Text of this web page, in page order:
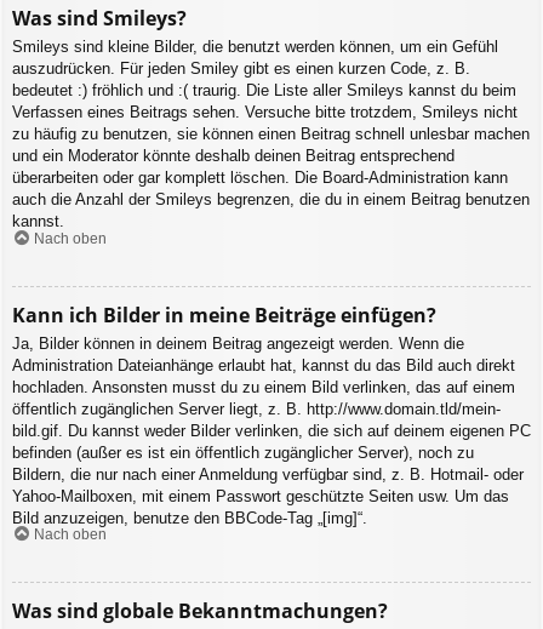
Was sind Smileys?
Smileys sind kleine Bilder, die benutzt werden können, um ein Gefühl
auszudrücken. Für jeden Smiley gibt es einen kurzen Code, z. B.
bedeutet :) fröhlich und :( traurig. Die Liste aller Smileys kannst du beim
Verfassen eines Beitrags sehen. Versuche bitte trotzdem, Smileys nicht
zu häufig zu benutzen, sie können einen Beitrag schnell unlesbar machen
und ein Moderator könnte deshalb deinen Beitrag entsprechend
überarbeiten oder gar komplett löschen. Die Board-Administration kann
auch die Anzahl der Smileys begrenzen, die du in einem Beitrag benutzen
kannst.
Nach oben
Kann ich Bilder in meine Beiträge einfügen?
Ja, Bilder können in deinem Beitrag angezeigt werden. Wenn die
Administration Dateianhänge erlaubt hat, kannst du das Bild auch direkt
hochladen. Ansonsten musst du zu einem Bild verlinken, das auf einem
öffentlich zugänglichen Server liegt, z. B. http://www.domain.tld/mein-
bild.gif. Du kannst weder Bilder verlinken, die sich auf deinem eigenen PC
befinden (außer es ist ein öffentlich zugänglicher Server), noch zu
Bildern, die nur nach einer Anmeldung verfügbar sind, z. B. Hotmail- oder
Yahoo-Mailboxen, mit einem Passwort geschützte Seiten usw. Um das
Bild anzuzeigen, benutze den BBCode-Tag „[img]“.
Nach oben
Was sind globale Bekanntmachungen?